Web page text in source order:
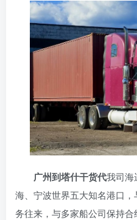
广州到塔什干货代我司海
海、宁波世界五大知名港口
务往来，与多家船公司保持